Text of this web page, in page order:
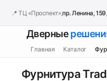
📍 ТЦ «Проспект»,пр. Ленина, 159
Дверные
Главная Каталог
Фурнитура